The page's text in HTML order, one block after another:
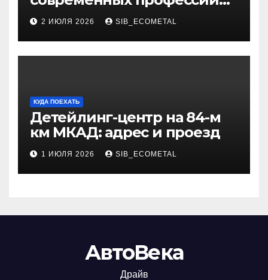
через онлайн-курсы
2 ИЮЛЯ 2026 SIB_ECOMETAL
КУДА ПОЕХАТЬ
Детейлинг-центр на 84-м
км МКАД: адрес и проезд
1 ИЮЛЯ 2026 SIB_ECOMETAL
АвтоВека
Драйв